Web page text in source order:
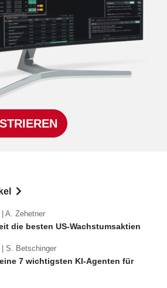
A. Zehetner
die besten US-Wachstumsaktien
S. Betschinger
7 wichtigsten KI-Agenten für